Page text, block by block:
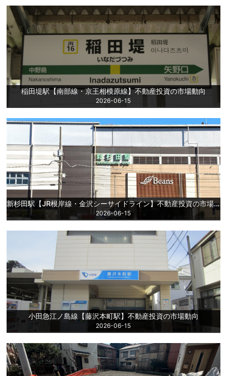
稲田堤駅【南部線・京王相模原線】不動産投資の市場動向
2026-06-15
新杉田駅【JR根岸線・金沢シーサイドライン】不動産投資の市場動向
2026-06-15
小田急江ノ島線【藤沢本町駅】不動産投資の市場動向
2026-06-15